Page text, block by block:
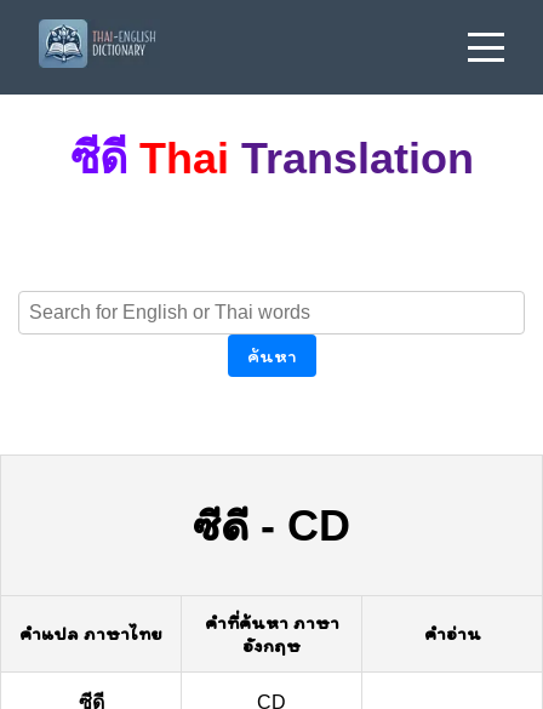
ซีดี Thai Translation
ค้นหา
ซีดี - CD
คำแปล ภาษาไทย
คำที่ค้นหา ภาษา
อังกฤษ
คำอ่าน
ซีดี CD